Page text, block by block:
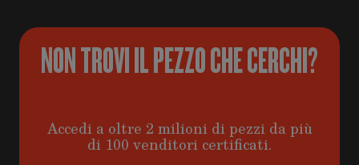
NON TROVI IL PEZZO CHE CERCHI?
Accedi a oltre 2 milioni di pezzi da più
di 100 venditori certificati.